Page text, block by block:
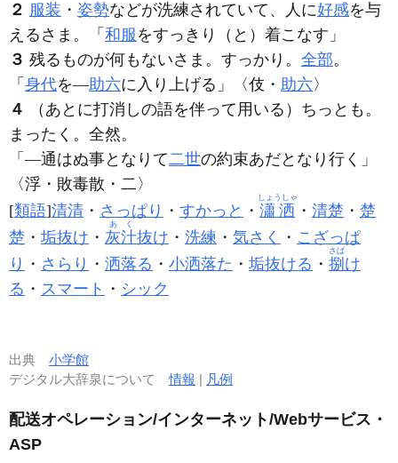
２ 服装 ・ 姿勢などが洗練されていて、人に好感を与
えるさま。「 和服 をすっきり
（と）着こなす」
３ 残るものが何もないさま。すっかり。 全部。
「 身代を―助六に入り上げる」〈伎・ 助六〉
４
（あとに打消しの語を伴って用いる）ちっとも。
まったく。全然。
「―通はぬ事となりて二世の約束あだとなり行く」
〈浮・敗毒散・二〉
[類語]清清 ・ さっぱり ・ すかっと ・ 瀟洒
しょうしゃ
・ 清楚 ・ 楚
楚 ・ 垢抜け ・ 灰汁
あく
抜け ・ 洗練 ・ 気さく ・ こざっぱ
り ・ さらり ・ 洒落る ・ 小洒落た ・ 垢抜ける ・ 捌
さば
け
る ・ スマート ・ シック
出典 小学館
デジタル大辞泉について情報 | 凡例
配送オペレーション/インターネット/Webサービス・
ASP